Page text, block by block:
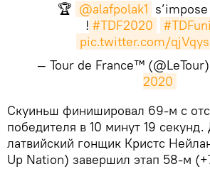
🏆 @alafpolak1
! #TDF2020
pic.twitter.com/
— Tour de France™ (@LeTour)
2020
​Скуиньш финишировал 69-м с
победителя в 10 минут 19 секунд.
латвийский гонщик Кристс
Up Nation) завершил этап 58-м